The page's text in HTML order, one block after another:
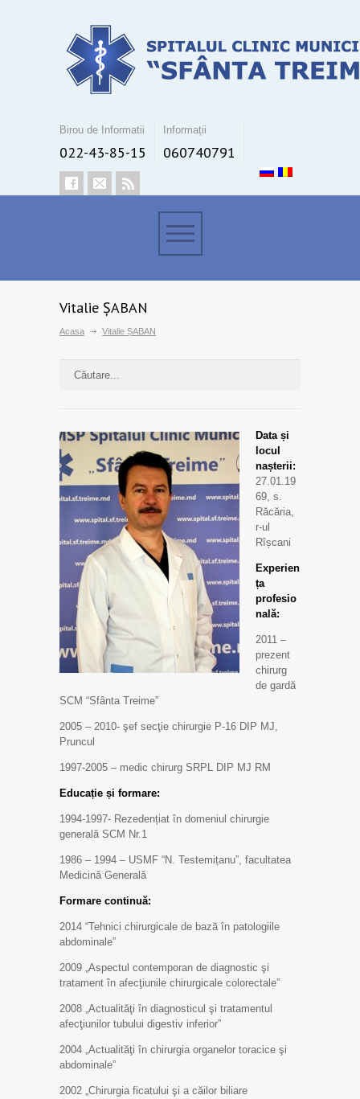
Birou de Informatii
022-43-85-15
Informații
060740791
Vitalie ȘABAN
Acasa Vitalie ȘABAN
Data și
locul
nașterii:
27.01.19
69, s.
Răcăria,
r-ul
Rîșcani
Experien
ța
profesio
nală:
2011 –
prezent
chirurg
de gardă
SCM “Sfânta Treime”
2005 – 2010- şef secţie chirurgie P-16 DIP MJ,
Pruncul
1997-2005 – medic chirurg SRPL DIP MJ RM
Educație și formare:
1994-1997- Rezedențiat în domeniul chirurgie
generală SCM Nr.1
1986 – 1994 – USMF “N. Testemițanu”, facultatea
Medicină Generală
Formare continuă:
2014 “Tehnici chirurgicale de bază în patologiile
abdominale”
2009 „Aspectul contemporan de diagnostic şi
tratament în afecţiunile chirurgicale colorectale”
2008 „Actualităţi în diagnosticul şi tratamentul
afecţiunilor tubului digestiv inferior”
2004 „Actualităţi în chirurgia organelor toracice şi
abdominale”
2002 „Chirurgia ficatului şi a căilor biliare